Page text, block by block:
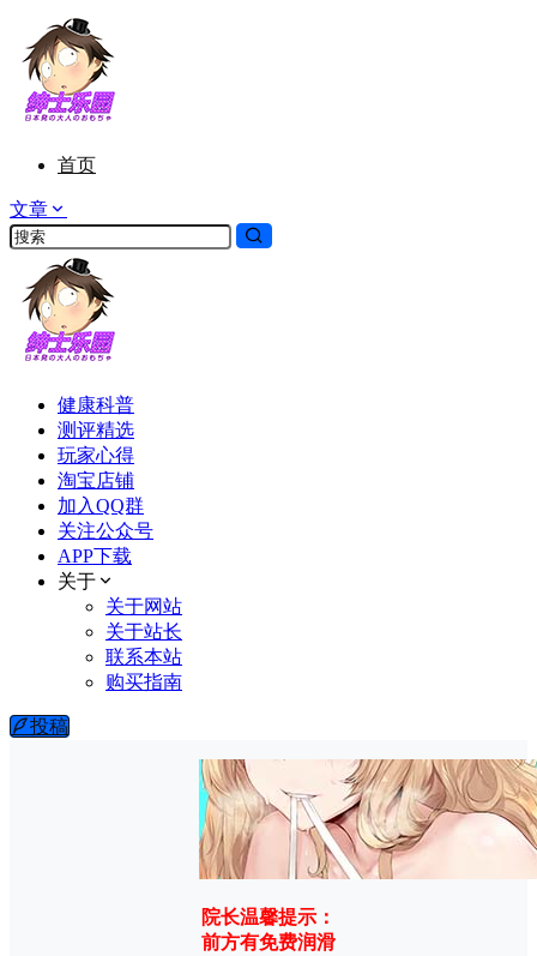
首页
文章
健康科普
测评精选
玩家心得
淘宝店铺
加入QQ群
关注公众号
APP下载
关于
关于网站
关于站长
联系本站
购买指南
投稿
院长温馨提示：
前方有免费润滑